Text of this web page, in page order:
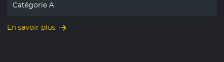
Catégorie A
En savoir plus